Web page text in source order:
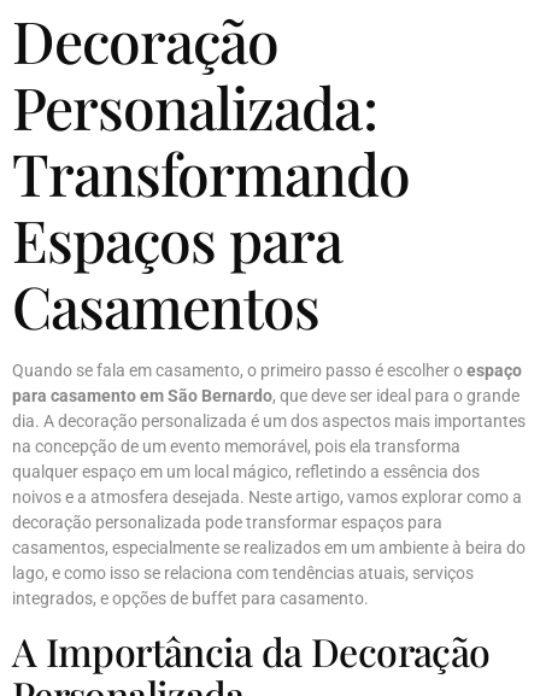
Decoração
Personalizada:
Transformando
Espaços para
Casamentos
Quando se fala em casamento, o primeiro passo é escolher oespaço
para casamento em São Bernardo, que deve ser ideal para o grande
dia. A decoração personalizada é um dos aspectos mais importantes
na concepção de um evento memorável, pois ela transforma
qualquer espaço em um local mágico, refletindo a essência dos
noivos e a atmosfera desejada. Neste artigo, vamos explorar como a
decoração personalizada pode transformar espaços para
casamentos, especialmente se realizados em um ambiente à beira do
lago, e como isso se relaciona com tendências atuais, serviços
integrados, e opções de buffet para casamento.
A Importância da Decoração